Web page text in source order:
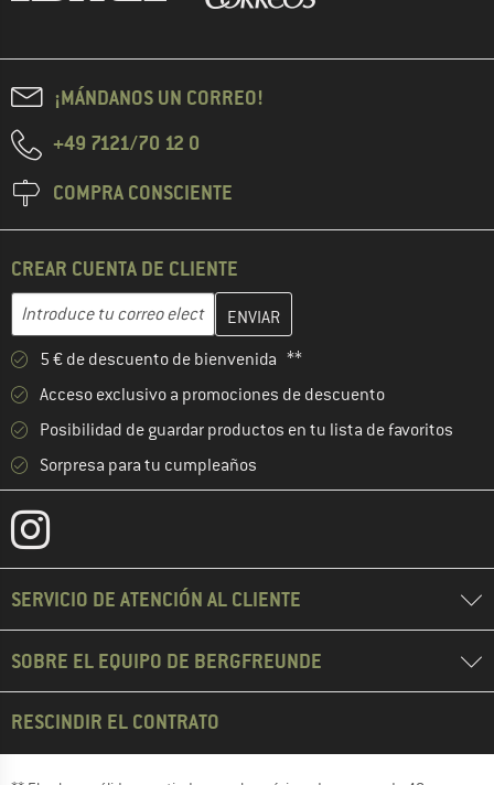
¡MÁNDANOS UN CORREO!
+49 7121/70 12 0
COMPRA CONSCIENTE
CREAR CUENTA DE CLIENTE
Dirección de correo electrónico
Introduce aquí tu dirección de correo electrónico y crea tu
5 € de descuento de bienvenida **
Acceso exclusivo a promociones de descuento
Posibilidad de guardar productos en tu lista de favoritos
Sorpresa para tu cumpleaños
SERVICIO DE ATENCIÓN AL CLIENTE
SOBRE EL EQUIPO DE BERGFREUNDE
RESCINDIR EL CONTRATO